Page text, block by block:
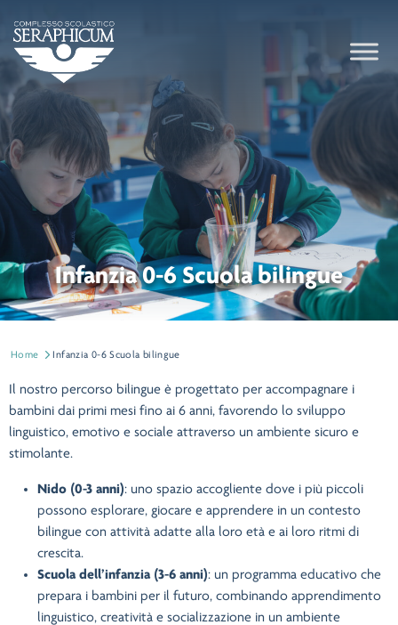
Infanzia 0-6 Scuola bilingue
Home Infanzia 0-6 Scuola bilingue
Il nostro percorso bilingue è progettato per accompagnare i
bambini dai primi mesi fino ai 6 anni, favorendo lo sviluppo
linguistico, emotivo e sociale attraverso un ambiente sicuro e
stimolante.
Nido (0-3 anni): uno spazio accogliente dove i più piccoli
possono esplorare, giocare e apprendere in un contesto
bilingue con attività adatte alla loro età e ai loro ritmi di
crescita.
Scuola dell’infanzia (3-6 anni): un programma educativo che
prepara i bambini per il futuro, combinando apprendimento
linguistico, creatività e socializzazione in un ambiente